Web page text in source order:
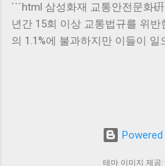
국민의힘의 막판 경쟁이 시작되
론, 그 후보가 어떤 정책을 선보
증대되고 있습니다. 현재 주요
며 유권자들과의 접점을 넓히
하며, 후보들은 이를 적극적으로
목적으로 가는 고객들에게 최적
특히, 트래블로그 카드는 사용
을 제공함으로써, 해외에서의 소
현대적인 감각을 반영하여 사
래블로그 서비스는 국내 뿐만 아
실질적인 이점을 제공합니다. 해
수 있는 기회를 제공하며, 현지
```html 삼성화재 교통안전문화
년간 15회 이상 교통법규를 위
의 1.1%에 불과하지만 이들이 일
고 및 법규 위반 문제에 상당한
다. 교통법규 상습위반자의 현황
통계를 분석해보면, 전체 위반자
이 15회 이상 교통법규를 위반
테마 이미지 제공: